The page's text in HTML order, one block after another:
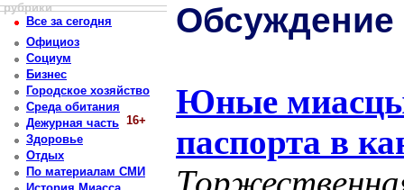
рубрики
Все за сегодня
Официоз
Социум
Бизнес
Городское хозяйство
Среда обитания
Дежурная часть 16+
Здоровье
Отдых
По материалам СМИ
Юные миасцы
паспорта в